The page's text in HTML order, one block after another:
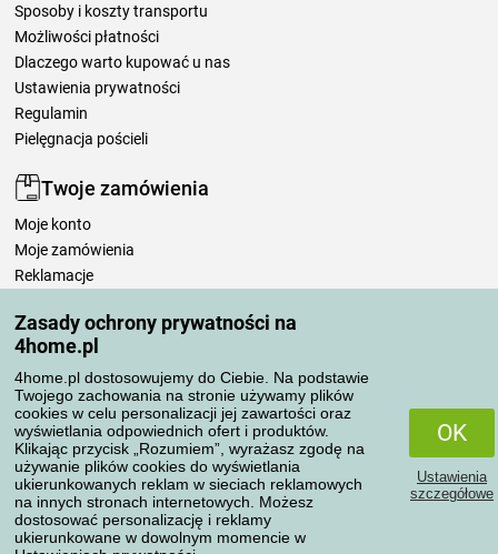
Zasady ochrony prywatności na
4home.pl
4home.pl dostosowujemy do Ciebie. Na podstawie
Twojego zachowania na stronie używamy plików
cookies w celu personalizacji jej zawartości oraz
wyświetlania odpowiednich ofert i produktów.
Klikając przycisk „Rozumiem”, wyrażasz zgodę na
używanie plików cookies do wyświetlania
ukierunkowanych reklam w sieciach reklamowych
na innych stronach internetowych. Możesz
dostosować personalizację i reklamy
ukierunkowane w dowolnym momencie w
OK
Ustawienia
szczegółowe
Sposoby i koszty transportu
Możliwości płatności
Dlaczego warto kupować u nas
Ustawienia prywatności
Regulamin
Pielęgnacja pościeli
Twoje zamówienia
Moje konto
Moje zamówienia
Reklamacje
Zasady przetwarzania recenzji
Sposoby transportu
Metody płatności
Niezawodny sklep